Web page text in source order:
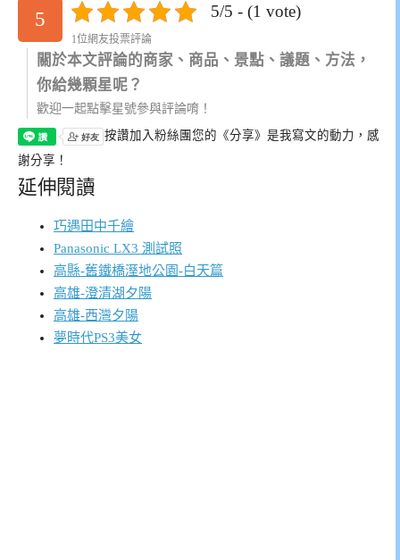
5 5/5 - (1 vote)
1位網友投票評論
關於本文評論的商家、商品、景點、議題、方法，
你給幾顆星呢？
歡迎一起點擊星號參與評論唷！
按讚加入粉絲團您的《分享》是我寫文的動力，感
謝分享！
延伸閱讀
巧遇田中千繪
Panasonic LX3 測試照
高縣-舊鐵橋溼地公園-白天篇
高雄-澄清湖夕陽
高雄-西灣夕陽
夢時代PS3美女